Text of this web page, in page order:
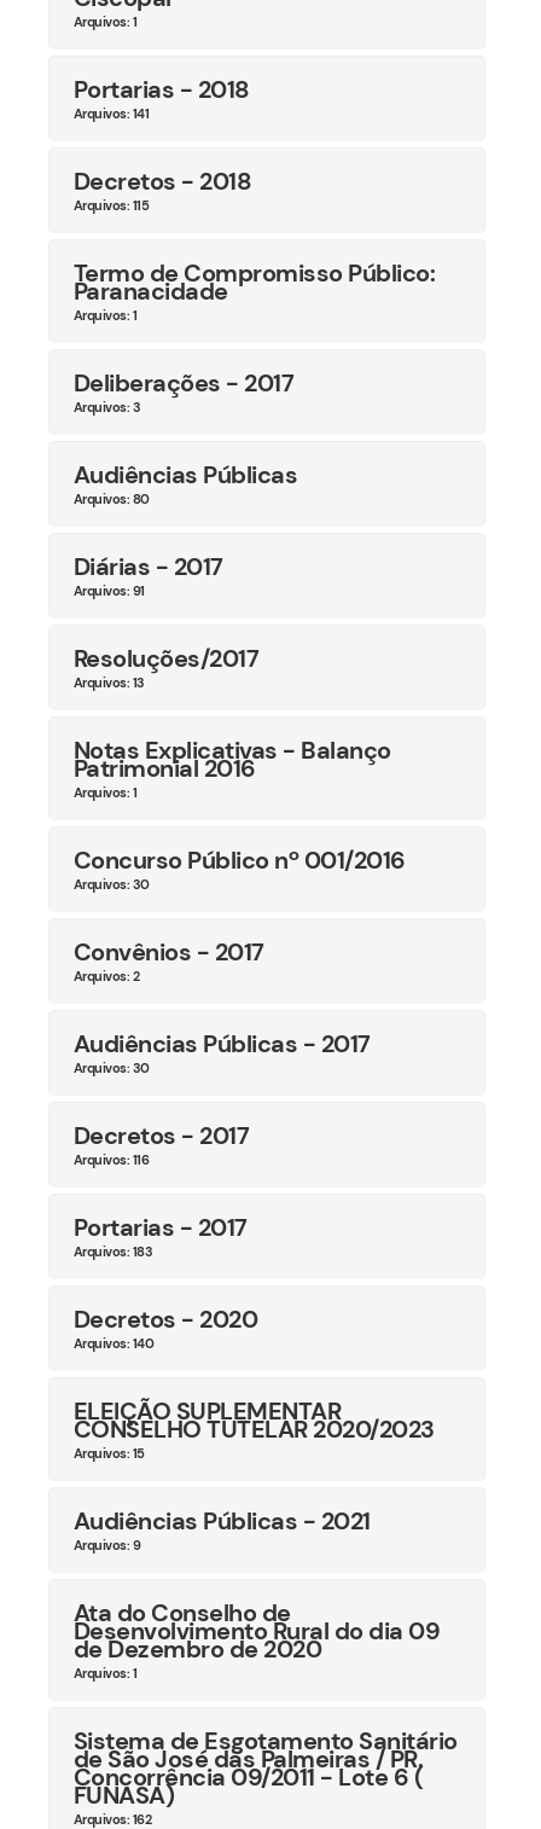
Arquivos: 1
Portarias - 2018
Arquivos: 141
Decretos - 2018
Arquivos: 115
Termo de Compromisso Público:
Paranacidade
Arquivos: 1
Deliberações - 2017
Arquivos: 3
Audiências Públicas
Arquivos: 80
Diárias - 2017
Arquivos: 91
Resoluções/2017
Arquivos: 13
Notas Explicativas - Balanço
Patrimonial 2016
Arquivos: 1
Concurso Público nº 001/2016
Arquivos: 30
Convênios - 2017
Arquivos: 2
Audiências Públicas - 2017
Arquivos: 30
Decretos - 2017
Arquivos: 116
Portarias - 2017
Arquivos: 183
Decretos - 2020
Arquivos: 140
ELEIÇÃO SUPLEMENTAR
CONSELHO TUTELAR 2020/2023
Arquivos: 15
Audiências Públicas - 2021
Arquivos: 9
Ata do Conselho de
Desenvolvimento Rural do dia 09
de Dezembro de 2020
Arquivos: 1
Sistema de Esgotamento Sanitário
de São José das Palmeiras / PR.
Concorrência 09/2011 - Lote 6 (
FUNASA)
Arquivos: 162